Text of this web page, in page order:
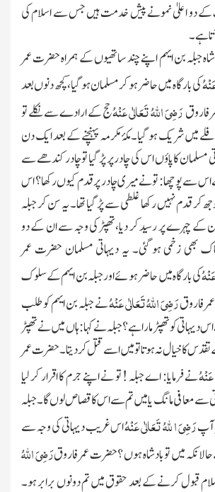
دو اعلیٰ نمونے پیش خدمت ہیں جس سے اسلام کی
ہے۔
جبلہ بن ایہم اپنے چند ساتھیوں کے ہمراہ حضرت عمر
کی بارگاہ میںحاضر ہو کر مسلمان ہو گیا، کچھ دنوں بعد
فاروقرَضِیَ اللہُ تَعَالٰی عَنْہُحج کے ارادے سے نکلے تو
میں شریک ہو گیا۔ مکۂ مکرمہ پہنچنے کے بعد ایک دن
کا پاؤں اس کی چادر پر پڑ گیا تو چادر کندھے سے
اس سے پوچھا: تو نے میری چادر پر قدم کیوں رکھا؟ اس
کر قدم نہیں رکھا غلطی سے پڑ گیا تھا۔ یہ سن کر جبلہ
کے چہرے پر رسید کر دیا،تھپڑ کی وجہ سے ان کے دو
بھی زخمی ہو گئی۔ یہ دیہاتی مسلمان حضرت عمر
کی بارگاہ میں حاضر ہوئے اور جبلہبن ایہم کے سلوک
فاروقرَضِیَ اللہُ تَعَالٰی عَنْہُنے جبلہبن ایہم کو طلب
اس دیہاتی کو تھپڑ مارا ہے؟ جبلہ نے کہا: ہاں میں نے تھپڑ
کا خیال نہ ہوتا تو میں اسے قتل کر دیتا۔ حضرت عمر
نے فرمایا: اے جبلہ ! تو نے اپنے جرم کا اقرار کر لیا
سے معافی مانگ یا میں تم سے اس کا قصاص لوں گا۔ جبلہ
آپرَضِیَ ا للہُ تَعَالٰی عَنْہُاس غریب دیہاتی کی وجہ سے
میں تو بادشاہ ہوں ؟ حضرت عمر فاروقرَضِیَ اللہُ
قبول کرنے کے بعد حقوق میں تم دونوں برابر ہو۔